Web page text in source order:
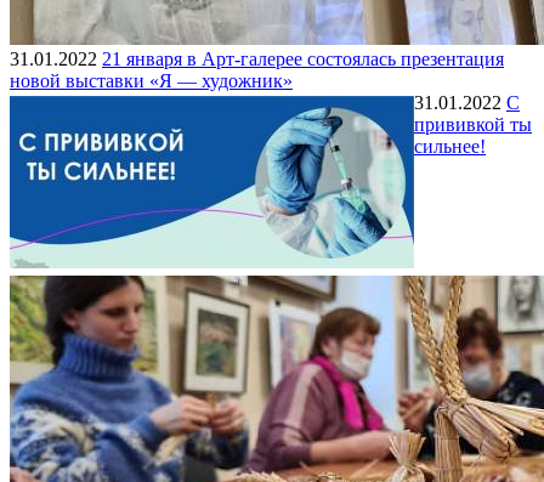
31.01.2022 21 января в Арт-галерее состоялась презентация
новой выставки «Я — художник»
31.01.2022 С
прививкой ты
сильнее!